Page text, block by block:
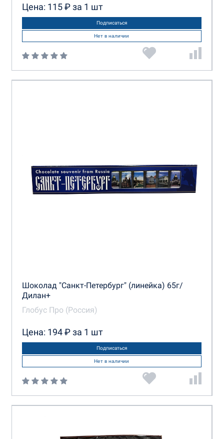
КФ Люси КФ Нева Марми
Микаелло Монетный Двор
Новгородская КФ
СладАрт Сладкая сказка
Спартак ТД Империя Томер
Шоколадный Силуэт
Цена: 115 ₽ за 1 шт
Подписаться
Нет в наличии
Шоколад "Санкт-Петербург" (линейка) 65г/
Дилан+
Глобус Про (Россия)
Цена: 194 ₽ за 1 шт
Подписаться
Нет в наличии